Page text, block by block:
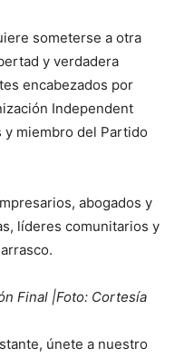
someterse a otra
y verdadera
encabezados por
Independent
y miembro del Partido
abogados y
líderes comunitarios y
Final |Foto: Cortesía
únete a nuestro